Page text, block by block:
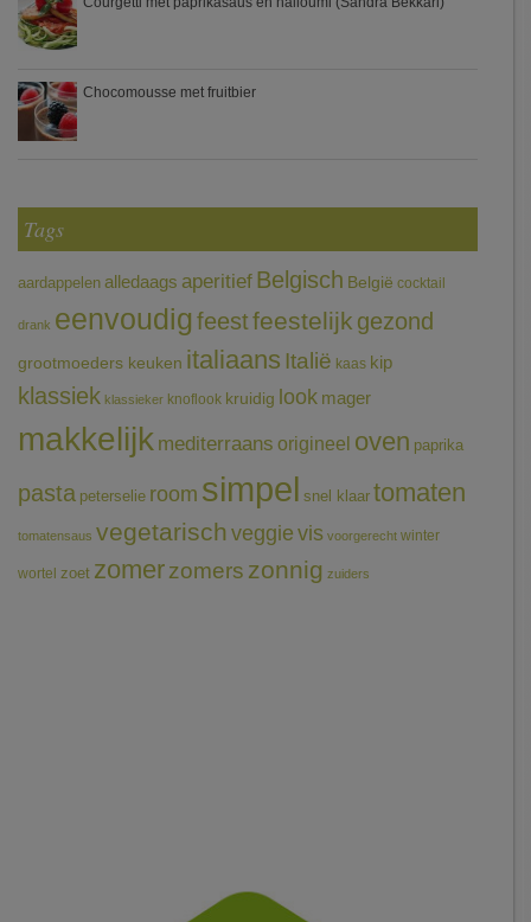
Chocomousse met fruitbier
Tags
aardappelen alledaags aperitief Belgisch België cocktail
drank eenvoudigfeestfeestelijk gezond
grootmoeders keuken italiaans Italië kaas kip
klassiek klassieker knoflook kruidig look mager
makkelijk mediterraans origineel oven paprika
pasta peterselie room simpel snel klaar tomaten
tomatensaus vegetarischveggie vis voorgerecht winter
wortel zoet zomerzomers zonnig zuiders